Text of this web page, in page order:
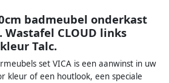
badmeubel onderkast
CLOUD links
Talc.
set VICA is een aanwinst in uw
kleur of een houtlook, een speciale